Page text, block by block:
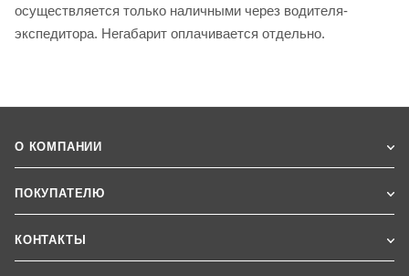
осуществляется только наличными через водителя-
экспедитора. Негабарит оплачивается отдельно.
О КОМПАНИИ
ПОКУПАТЕЛЮ
КОНТАКТЫ